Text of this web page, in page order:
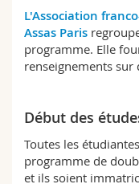
L'Association
Assas Paris
programme. Elle
renseignements
Début des
Toutes les
programme de
et ils soient